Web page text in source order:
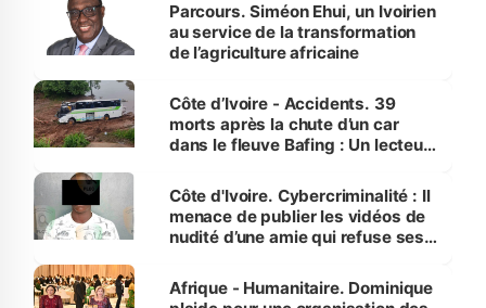
Parcours. Siméon Ehui, un Ivoirien
au service de la transformation
de l’agriculture africaine
Côte d’Ivoire - Accidents. 39
morts après la chute d’un car
dans le fleuve Bafing : Un lecteur
des Transports
Côte d'Ivoire. Cybercriminalité : Il
menace de publier les vidéos de
nudité d’une amie qui refuse ses
Afrique - Humanitaire. Dominique